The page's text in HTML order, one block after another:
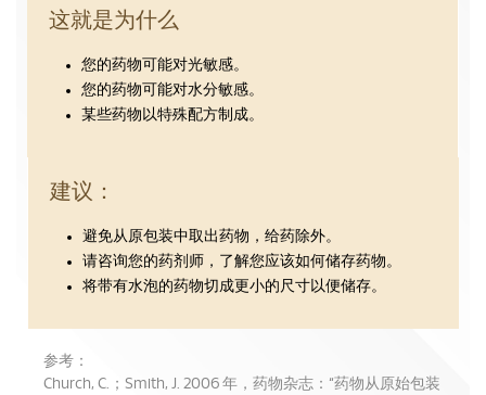
这就是为什么
您的药物可能对光敏感。
您的药物可能对水分敏感。
某些药物以特殊配方制成。
建议：
避免从原包装中取出药物，给药除外。
请咨询您的药剂师，了解您应该如何储存药物。
将带有水泡的药物切成更小的尺寸以便储存。
参考：
Church, C.；Smith, J. 2006 年，药物杂志：“药物从原始包装